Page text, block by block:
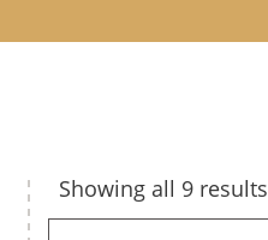
Showing all 9 results